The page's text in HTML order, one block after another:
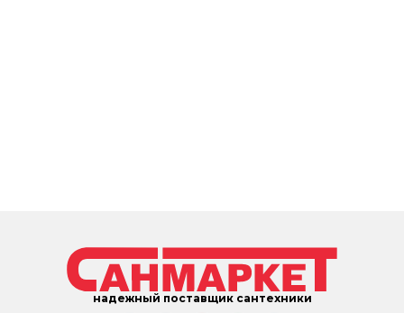
надежный поставщик сантехники